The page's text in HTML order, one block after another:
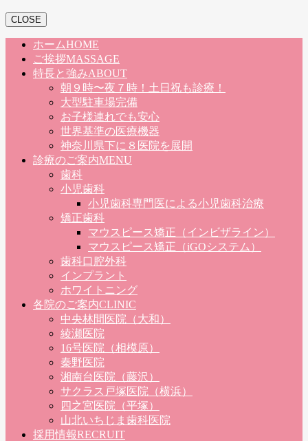
CLOSE
ホームHOME
ご挨拶MASSAGE
特長と強みABOUT
朝９時〜夜７時！土日祝も診療！
大型駐車場完備
お子様連れでも安心
世界基準の医療機器
神奈川県下に８医院を展開
診療のご案内MENU
歯科
小児歯科
小児歯科専門医による小児歯科治療
矯正歯科
マウスピース矯正（インビザライン）
マウスピース矯正（iGOシステム）
歯科口腔外科
インプラント
ホワイトニング
各院のご案内CLINIC
中央林間医院（大和）
綾瀬医院
16号医院（相模原）
秦野医院
湘南台医院（藤沢）
サクラス戸塚医院（横浜）
四之宮医院（平塚）
山北いちじま歯科医院
採用情報RECRUIT